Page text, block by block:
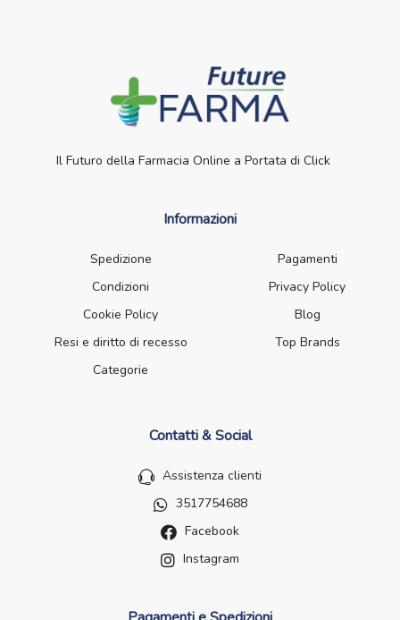
Il Futuro della Farmacia Online a Portata di Click
Informazioni
Spedizione
Pagamenti
Condizioni
Privacy Policy
Cookie Policy
Blog
Resi e diritto di recesso
Top Brands
Categorie
Contatti & Social
Assistenza clienti
3517754688
Facebook
Instagram